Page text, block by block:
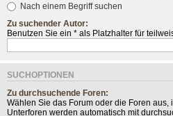
Nach einem Begriff suchen
Zu suchender Autor:
Benutzen Sie ein * als Platzhalter für
SUCHOPTIONEN
Zu durchsuchende Foren:
Wählen Sie das Forum oder die Foren aus,
Unterforen werden automatisch mit